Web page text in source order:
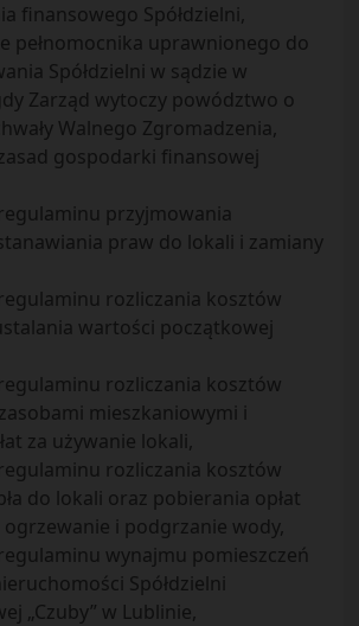
finansowego Spółdzielni,
pełnomocnika uprawnionego do
Spółdzielni w sądzie w
Zarząd wytoczy powództwo o
Walnego Zgromadzenia,
gospodarki finansowej
przyjmowania
praw do lokali i zamiany
rozliczania kosztów
wartości początkowej
rozliczania kosztów
mieszkaniowymi i
za używanie lokali,
rozliczania kosztów
do lokali oraz pobierania opłat
i podgrzanie wody,
wynajmu pomieszczeń
Spółdzielni
„Czuby” w Lublinie,